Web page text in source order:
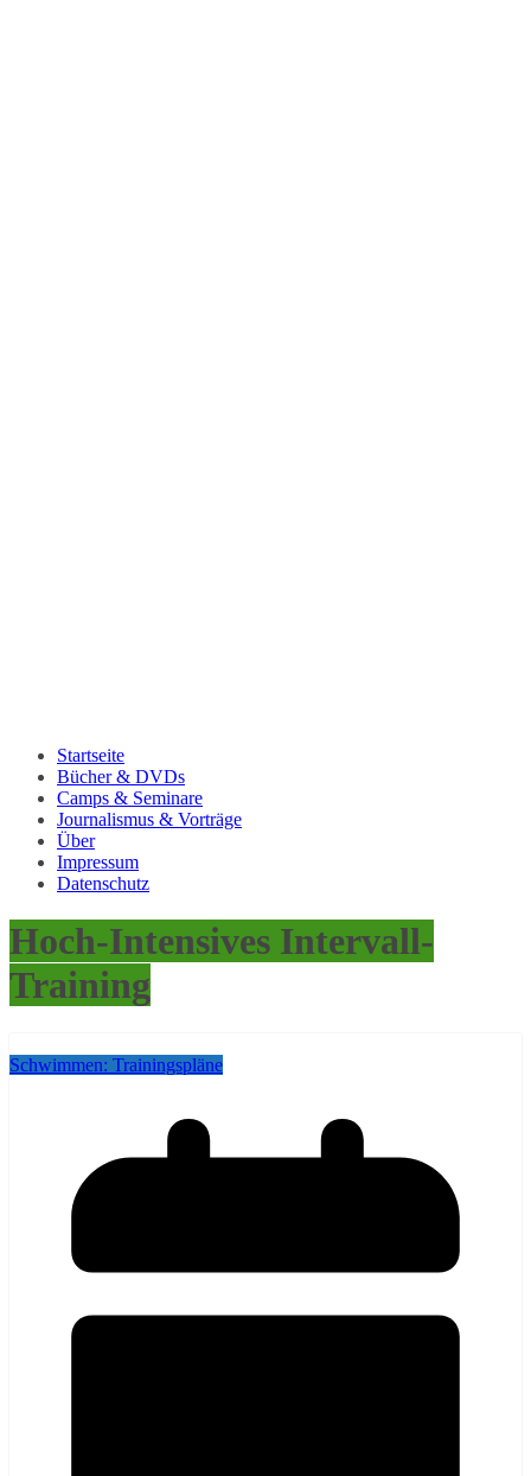
Startseite
Bücher & DVDs
Camps & Seminare
Journalismus & Vorträge
Über
Impressum
Datenschutz
Hoch-Intensives Intervall-
Training
Schwimmen: Trainingspläne